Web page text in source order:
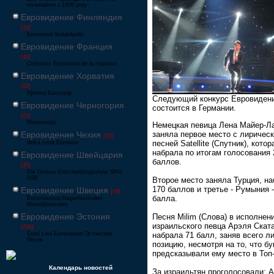
починаючи з 1956 року
Евровидение Финляндия
[33]
Eurovision laulukilpailu
Евровидение Франция
[49]
Concours Eurovision de la chanson
Евровидение Хорватия
[22]
Pjesma Eurovizije
Евровидение Черногория
[21]
Montevizija
Евровидение Чехия [26]
Velká cena Eurovize
Евровидение Швейцария
[35]
Die Grosse Entscheidungsshow SRG
SSR
Евровидение Швеция [48]
Eurovisionsschlagerfestivalen
Melodifestivalen
Евровидение Эстония
[226]
Eesti Laul Eurovisioon Эстонская
Песня
Календарь новостей
Следующий конкурс
состоится в Германии.
Немецкая певица Лена Майер-
заняла первое место с
песней Satellite (Спутник),
набрала по итогам голосования
баллов.
Второе место заняла Турция,
170 баллов и третье - Румыния
балла.
Песня Milim (Слова) в
израильского певца Арэля
набрала 71 балл, заняв всего
позицию, несмотря на то, что
предсказывали ему место в
За израильтян проголосовали: